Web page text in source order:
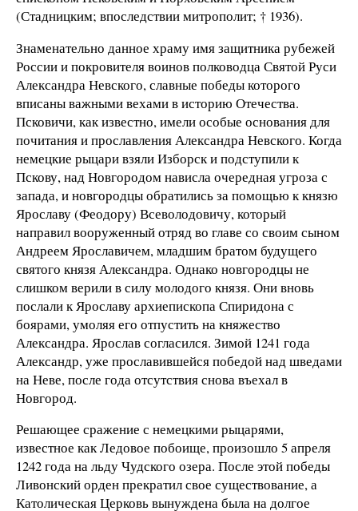
(Стадницким; впоследствии митрополит; † 1936).
Знаменательно данное храму имя защитника рубежей
России и покровителя воинов полководца Святой Руси
Александра Невского, славные победы которого
вписаны важными вехами в историю Отечества.
Псковичи, как известно, имели особые основания для
почитания и прославления Александра Невского. Когда
немецкие рыцари взяли Изборск и подступили к
Пскову, над Новгородом нависла очередная угроза с
запада, и новгородцы обратились за помощью к князю
Ярославу (Феодору) Всеволодовичу, который
направил вооруженный отряд во главе со своим сыном
Андреем Ярославичем, младшим братом будущего
святого князя Александра. Однако новгородцы не
слишком верили в силу молодого князя. Они вновь
послали к Ярославу архиепископа Спиридона с
боярами, умоляя его отпустить на княжество
Александра. Ярослав согласился. Зимой 1241 года
Александр, уже прославившейся победой над шведами
на Неве, после года отсутствия снова въехал в
Новгород.
Решающее сражение с немецкими рыцарями,
известное как Ледовое побоище, произошло 5 апреля
1242 года на льду Чудского озера. После этой победы
Ливонский орден прекратил свое существование, а
Католическая Церковь вынуждена была на долгое